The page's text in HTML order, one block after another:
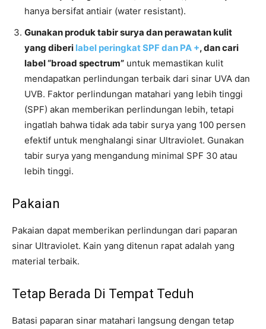
hanya bersifat antiair (water resistant).
Gunakan produk tabir surya dan perawatan kulit
yang diberi label peringkat SPF dan PA +, dan cari
label “broad spectrum” untuk memastikan kulit
mendapatkan perlindungan terbaik dari sinar UVA dan
UVB. Faktor perlindungan matahari yang lebih tinggi
(SPF) akan memberikan perlindungan lebih, tetapi
ingatlah bahwa tidak ada tabir surya yang 100 persen
efektif untuk menghalangi sinar Ultraviolet. Gunakan
tabir surya yang mengandung minimal SPF 30 atau
lebih tinggi.
Pakaian
Pakaian dapat memberikan perlindungan dari paparan
sinar Ultraviolet. Kain yang ditenun rapat adalah yang
material terbaik.
Tetap Berada Di Tempat Teduh
Batasi paparan sinar matahari langsung dengan tetap